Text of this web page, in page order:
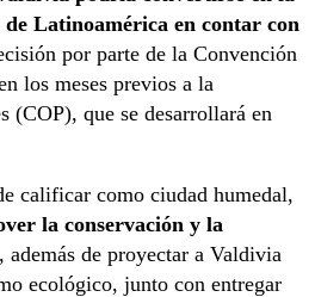
Latinoamérica en contar con
por parte de la Convención
los meses previos a la
(COP), que se desarrollará en
calificar como ciudad humedal,
la conservación y la
, además de proyectar a Valdivia
ecológico, junto con entregar